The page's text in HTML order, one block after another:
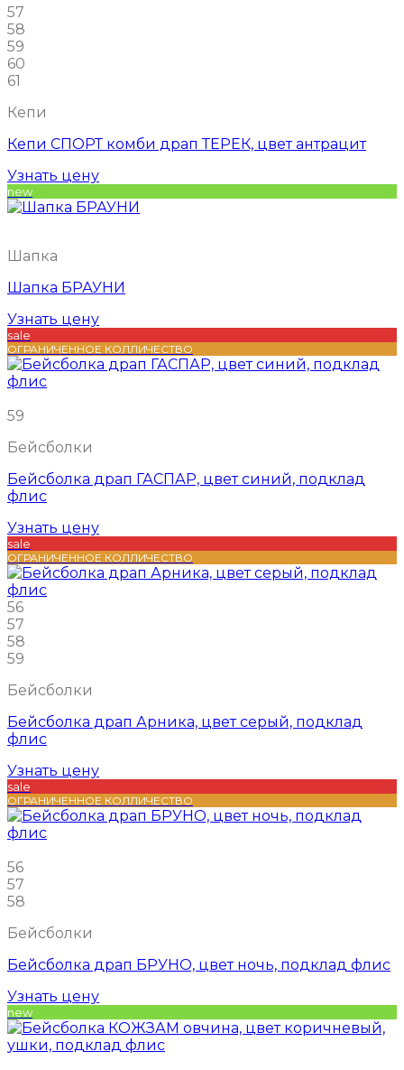
57
58
59
60
61
Кепи
Кепи СПОРТ комби драп ТЕРЕК, цвет антрацит
Узнать цену
new
Шапка
Шапка БРАУНИ
Узнать цену
sale
ОГРАНИЧЕННОЕ КОЛЛИЧЕСТВО
59
Бейсболки
Бейсболка драп ГАСПАР, цвет синий, подклад
флис
Узнать цену
sale
ОГРАНИЧЕННОЕ КОЛЛИЧЕСТВО
56
57
58
59
Бейсболки
Бейсболка драп Арника, цвет серый, подклад
флис
Узнать цену
sale
ОГРАНИЧЕННОЕ КОЛЛИЧЕСТВО
56
57
58
Бейсболки
Бейсболка драп БРУНО, цвет ночь, подклад флис
Узнать цену
new